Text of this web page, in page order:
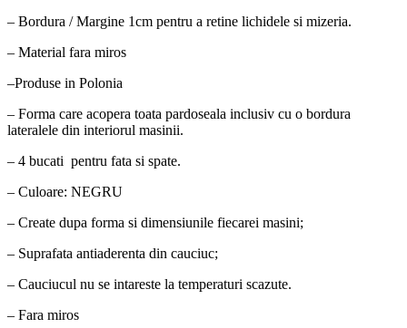
– Bordura / Margine 1cm pentru a retine lichidele si mizeria.
– Material fara miros
–Produse in Polonia
– Forma care acopera toata pardoseala inclusiv cu o bordura
lateralele din interiorul masinii.
– 4 bucati pentru fata si spate.
– Culoare: NEGRU
– Create dupa forma si dimensiunile fiecarei masini;
– Suprafata antiaderenta din cauciuc;
– Cauciucul nu se intareste la temperaturi scazute.
– Fara miros